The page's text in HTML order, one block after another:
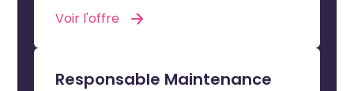
Voir l'offre
Responsable Maintenance